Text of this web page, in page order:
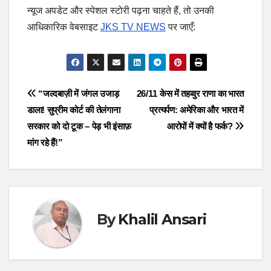
न्यूज अपडेट और स्पेशल स्टोरी पढ़ना चाहते हैं, तो उनकी
आधिकारिक वेबसाइटJKS TV NEWS पर जाएँ:
Post
navigation
26/11 केस में तहव्वुर राणा का भारत
प्रत्यर्पण: अमेरिका और भारत में
आरोपों में क्यों है फर्क?
“जल्दबाज़ी में जंगल उजाड़
डाला! सुप्रीम कोर्ट की तेलंगाना
सरकार को दो टूक – पेड़ भी इंसाफ़
मांग रहे हैं!”
ByKhalil Ansari